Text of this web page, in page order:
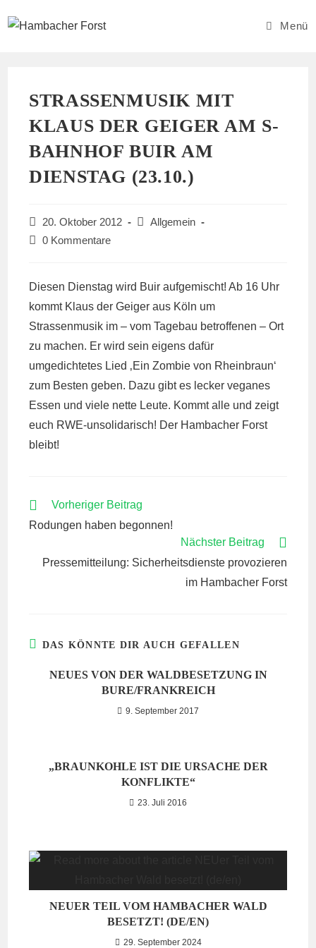
Inhalt
Menü
STRASSENMUSIK MIT
KLAUS DER GEIGER AM S-
BAHNHOF BUIR AM
DIENSTAG (23.10.)
Beitrag
veröffentlicht:
20. Oktober 2012
Beitrags-
Allgemein
Beitrags-
0 Kommentare
Diesen Dienstag wird Buir aufgemischt! Ab 16 Uhr
kommt Klaus der Geiger aus Köln um
Strassenmusik im – vom Tagebau betroffenen – Ort
zu machen. Er wird sein eigens dafür
umgedichtetes Lied ‚Ein Zombie von Rheinbraun‘
zum Besten geben. Dazu gibt es lecker veganes
Essen und viele nette Leute. Kommt alle und zeigt
euch RWE-unsolidarisch! Der Hambacher Forst
bleibt!
WEITERE
ANSEHEN
Vorheriger Beitrag
Rodungen haben begonnen!
Nächster Beitrag
Pressemitteilung: Sicherheitsdienste provozieren
im Hambacher Forst
DAS KÖNNTE DIR AUCH GEFALLEN
NEUES VON DER WALDBESETZUNG IN
BURE/FRANKREICH
9. September 2017
„BRAUNKOHLE IST DIE URSACHE DER
KONFLIKTE“
23. Juli 2016
NEUER TEIL VOM HAMBACHER WALD
BESETZT! (DE/EN)
29. September 2024